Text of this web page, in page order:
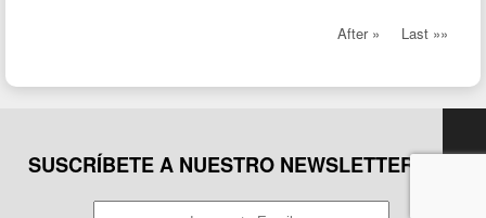
After » Last »»
SUSCRÍBETE A NUESTRO NEWSLETTER